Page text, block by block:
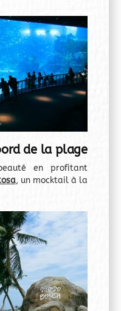
de la plage
en profitant
, un mocktail à la